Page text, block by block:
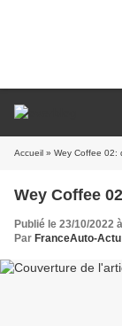
Accueil » Wey Coffee 02:
Wey Coffee
Publié le 23/10/2022
Par FranceAuto-